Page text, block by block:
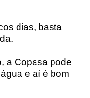
dias, basta
a Copasa pode
e aí é bom